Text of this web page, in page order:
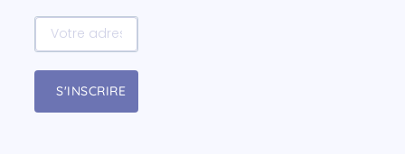
S'INSCRIRE